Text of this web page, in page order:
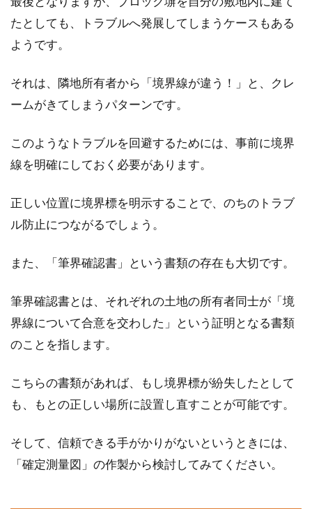
たとしても、トラブルへ発展してしまうケースもある
ようです。
それは、隣地所有者から「境界線が違う！」と、クレ
ームがきてしまうパターンです。
このようなトラブルを回避するためには、事前に境界
線を明確にしておく必要があります。
正しい位置に境界標を明示することで、のちのトラブ
ル防止につながるでしょう。
また、「筆界確認書」という書類の存在も大切です。
筆界確認書とは、それぞれの土地の所有者同士が「境
界線について合意を交わした」という証明となる書類
のことを指します。
こちらの書類があれば、もし境界標が紛失したとして
も、もとの正しい場所に設置し直すことが可能です。
そして、信頼できる手がかりがないというときには、
「確定測量図」の作製から検討してみてください。